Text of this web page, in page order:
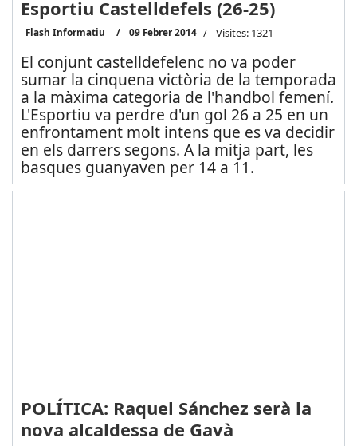
Esportiu Castelldefels (26-25)
Flash Informatiu 09 Febrer 2014 Visites: 1321
El conjunt castelldefelenc no va poder
sumar la cinquena victòria de la temporada
a la màxima categoria de l'handbol femení.
L'Esportiu va perdre d'un gol 26 a 25 en un
enfrontament molt intens que es va decidir
en els darrers segons. A la mitja part, les
basques guanyaven per 14 a 11.
POLÍTICA: Raquel Sánchez serà la
nova alcaldessa de Gavà